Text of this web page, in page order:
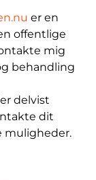
er en
offentlige
mig
behandling
delvist
dit
muligheder.